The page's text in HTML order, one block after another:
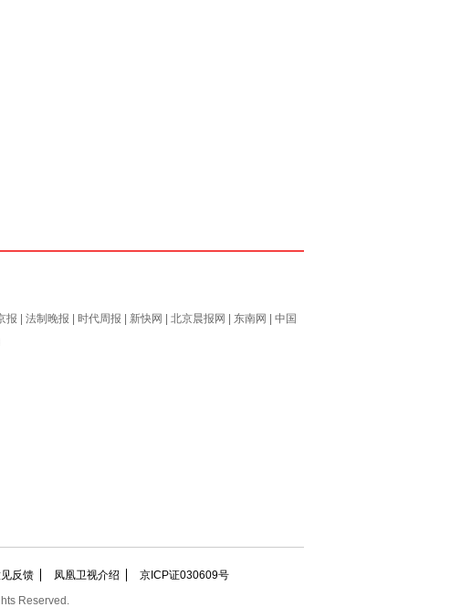
报 法制晚报 时代周报 新快网 北京晨报网 东南网
中国
反馈 凤凰卫视介绍
京ICP证030609号
Reserved.